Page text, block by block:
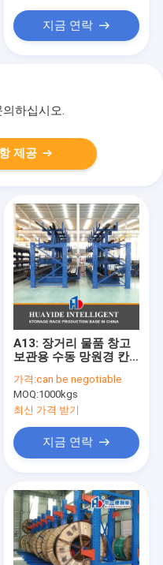
지금 연락
하십시오.
제공
A13: 장거리 물품 창고
보관용 수동 망원경 칸
가격:can be negotiable
MOQ:1000kgs
최신 가격 받기
지금 연락